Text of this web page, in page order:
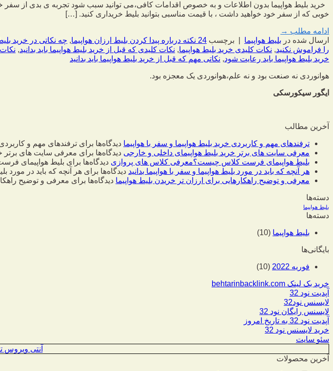
خرید بلیط هواپیما بدون اطلاعات و به خصوص اقدامات کافی،می توانید سبب شود تجربه ی بدی از
خوبی که از سفر خود خواهید داشت ، با قیمت مناسبی بتوانید بلیط خریداری کنید. […]
ادامه مطلب →
ارسال شده در بلیط هواپیما برچسب 24 نکته درباره پیدا کردن بلیط ارزان هواپیما , چه نکاتی در خرید
را فراموش نکنید, نکات کلیدی خرید بلیط هواپیما, نکات کلیدی که قبل از خرید بلیط هواپیما باید بدانید,
خرید بلیط هواپیما باید رعایت شود, نکاتی مهم که قبل از خرید بلیط هواپیما باید بدانید
هوانوردی نه صنعت بود و نه علم،هوانوردی یک معجزه بود.
ایگور سیکورسکی
آخرین مطالب
ترفندهای مهم و کاربردی خرید بلیط هواپیما و سفر با هواپیما دیدگاه‌ها برای ترفندهای مهم و کاربردی
معرفی سایت های برتر خرید بلیط هواپیمای داخلی و خارجی دیدگاه‌ها برای معرفی سایت های برتر
بلیط هواپیمای فرست کلاس چیست؟معرفی کلاس های پروازی دیدگاه‌ها برای بلیط هواپیمای
هر آنچه که باید در مورد بلیط هواپیما و سفر با هواپیما بدانید دیدگاه‌ها برای هر آنچه که باید در مورد
معرفی و توضیح راهکارهایی برای ارزان تر خریدن بلیط هواپیما دیدگاه‌ها برای معرفی و توضیح
دسته‌ها
بلیط هواپیما
دسته‌ها
بلیط هواپیما (10)
بایگانی‌ها
فوریه 2022 (10)
خرید بک لینک behtarinbacklink.com
آپدیت نود 32
لایسنس نود32
لایسنس رایگان نود 32
آپدیت نود 32 به تاریخ امروز
خرید لایسنس نود 32
سئو سایت
آنتی
آخرین محصولات